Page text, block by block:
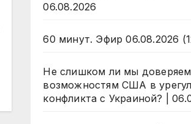
06.08.2026
60 минут. Эфир 06.08.2026
Не слишком ли мы доверяем
возможностям США в
конфликта с Украиной? |